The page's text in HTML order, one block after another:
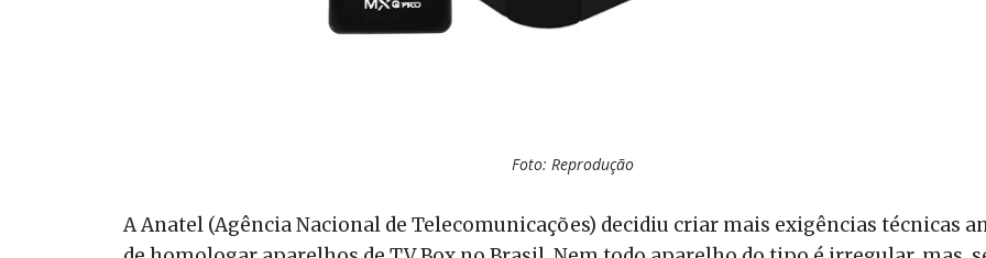
Foto: Reprodução
A Anatel (Agência Nacional de Telecomunicações) decidiu criar mais exigências técnicas